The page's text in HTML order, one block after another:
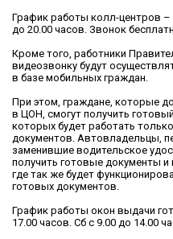
График работы колл-центров –
до 20.00 часов. Звонок
Кроме того, работники
видеозвонку будут
в базе мобильных граждан.
При этом, граждане, которые
в ЦОН, смогут получить
которых будет работать
документов. Автовладельцы,
заменившие водительское
получить готовые документы
где так же будет
готовых документов.
График работы окон выдачи
17.00 часов. Сб с 9.00 до 14.00